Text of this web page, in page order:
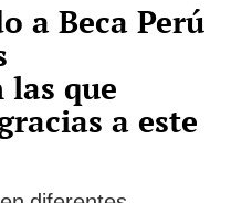
a Beca Perú
las que
a este